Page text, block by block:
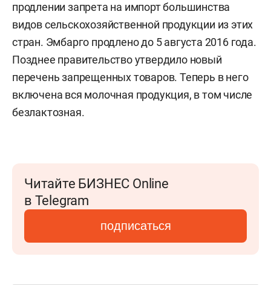
продлении запрета на импорт большинства
видов сельскохозяйственной продукции из этих
стран. Эмбарго продлено до 5 августа 2016 года.
Позднее правительство утвердило новый
перечень запрещенных товаров. Теперь в него
включена вся молочная продукция, в том числе
безлактозная.
Читайте БИЗНЕС Online
в Telegram
подписаться